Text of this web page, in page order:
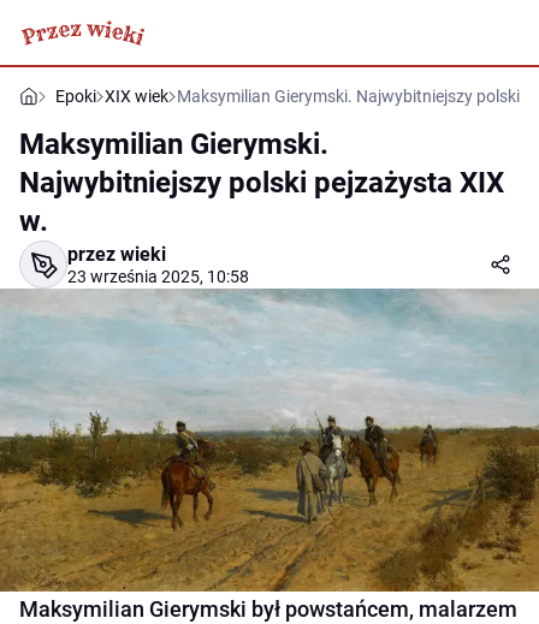
Epoki XIX wiek Maksymilian Gierymski. Najwybitniejszy polski
Maksymilian Gierymski.
Najwybitniejszy polski pejzażysta XIX
w.
przez wieki
23 września 2025, 10:58
Maksymilian Gierymski był powstańcem, malarzem